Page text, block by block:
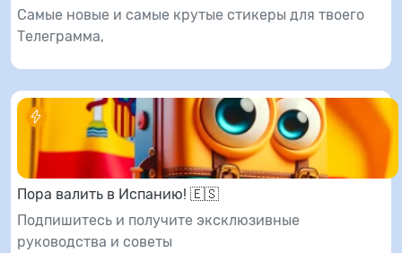
Самые новые и самые крутые стикеры для твоего
Телеграмма,
Пора валить в Испанию! 🇪🇸
Подпишитесь и получите эксклюзивные
руководства и советы